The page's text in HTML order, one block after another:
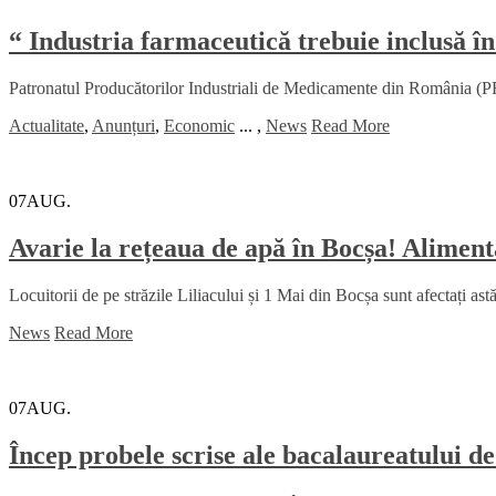
“ Industria farmaceutică trebuie inclusă
Patronatul Producătorilor Industriali de Medicamente din România
Actualitate, Anunțuri, Economic ... , News Read More
07AUG.
Avarie la rețeaua de apă în Bocșa!
Locuitorii de pe străzile Liliacului și 1 Mai din Bocșa sunt afectați
News Read More
07AUG.
Încep probele scrise ale bacalaureatului